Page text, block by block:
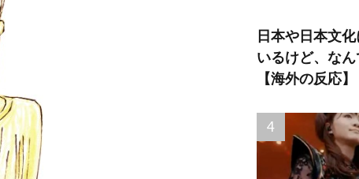
日本や日本文
いるけど、な
【海外の反応】